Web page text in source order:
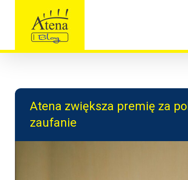
Atena zwiększa premię za
zaufanie